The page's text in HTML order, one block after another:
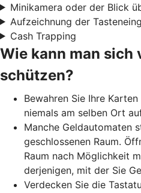
Minikamera oder der Blick
Aufzeichnung der
Cash Trapping
Wie kann man sich
schützen?
Bewahren Sie Ihre
niemals am selben Ort
Manche Geldautomaten
geschlossenen Raum.
Raum nach Möglichkeit
derjenigen, mit der Sie
Verdecken Sie die